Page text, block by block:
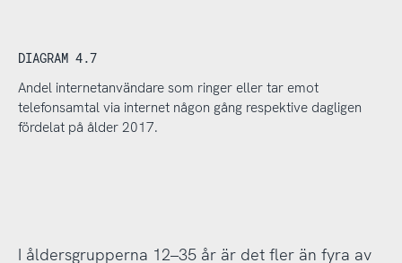
DIAGRAM 4.7
Andel internetanvändare som ringer eller tar emot
telefonsamtal via internet någon gång respektive dagligen
fördelat på ålder 2017.
I åldersgrupperna 12–35 år är det fler än fyra av